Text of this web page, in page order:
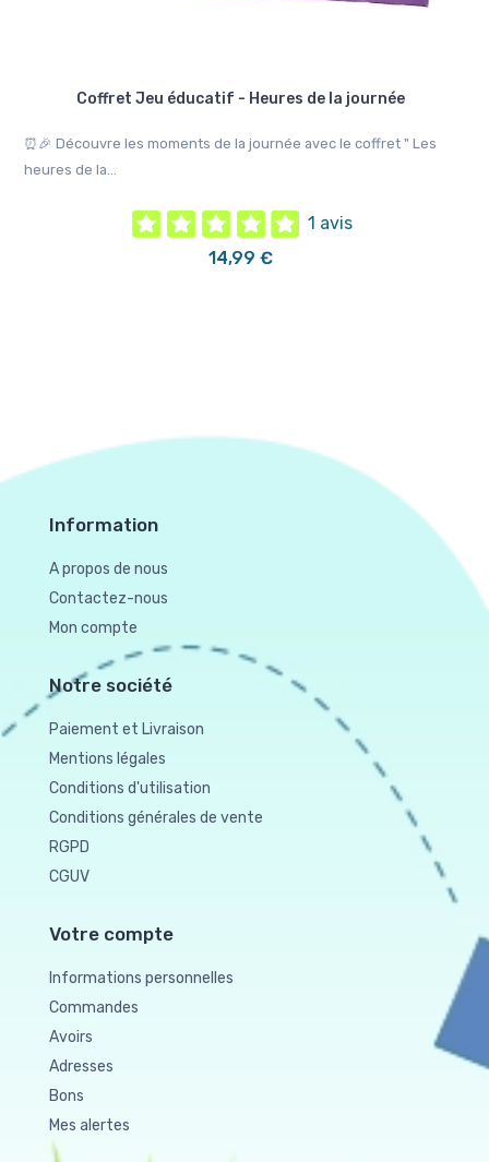
Coffret Jeu éducatif - Heures de la journée
⏰🎉 Découvre les moments de la journée avec le coffret " Les
heures de la...
1 avis
14,99 €
Information
A propos de nous
Contactez-nous
Mon compte
Notre société
Paiement et Livraison
Mentions légales
Conditions d'utilisation
Conditions générales de vente
RGPD
CGUV
Votre compte
Informations personnelles
Commandes
Avoirs
Adresses
Bons
Mes alertes